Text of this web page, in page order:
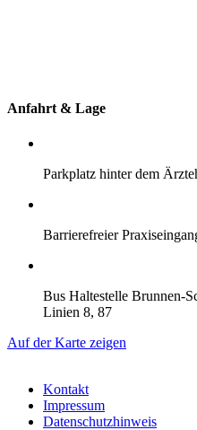
Anfahrt & Lage
Parkplatz hinter dem
Barrierefreier
Bus Haltestelle Brunnen-
Linien 8, 87
Auf der Karte zeigen
Kontakt
Impressum
Datenschutzhinweis